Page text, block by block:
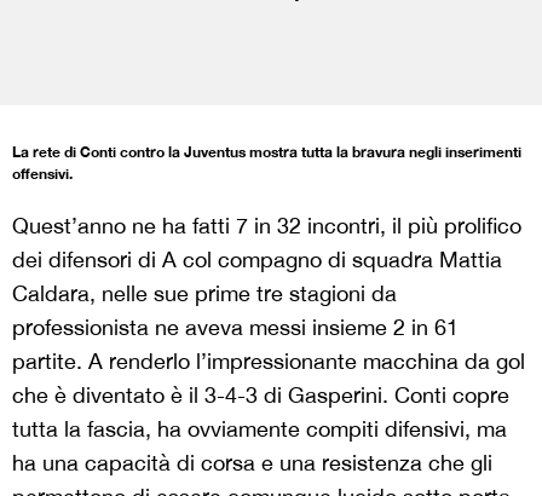
La rete di Conti contro la Juventus mostra tutta la bravura negli inserimenti
offensivi.
Quest’anno ne ha fatti 7 in 32 incontri, il più prolifico
dei difensori di A col compagno di squadra Mattia
Caldara, nelle sue prime tre stagioni da
professionista ne aveva messi insieme 2 in 61
partite. A renderlo l’impressionante macchina da gol
che è diventato è il 3-4-3 di Gasperini. Conti copre
tutta la fascia, ha ovviamente compiti difensivi, ma
ha una capacità di corsa e una resistenza che gli